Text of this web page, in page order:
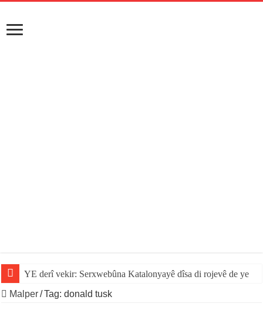
YE derî vekir: Serxwebûna Katalonyayê dîsa di rojevê de ye
Malper/Tag:donald tusk